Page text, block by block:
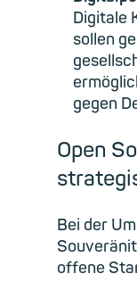
Digitale
sollen
gegen
Open
Bei der
offene